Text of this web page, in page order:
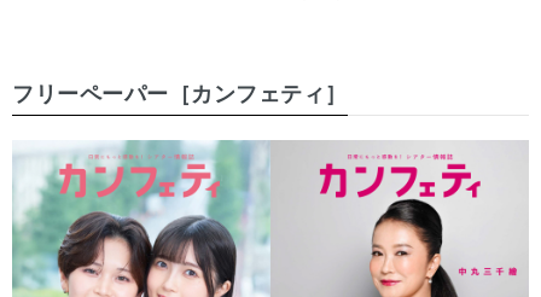
フリーペーパー［カンフェティ］